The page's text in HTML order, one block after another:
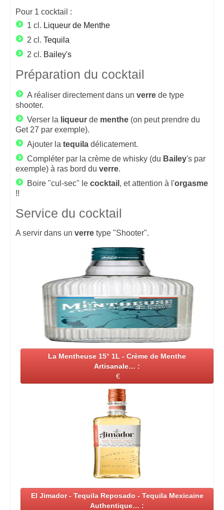
Pour 1 cocktail :
1 cl. Liqueur de Menthe
2 cl. Tequila
2 cl. Bailey's
Préparation du cocktail
A réaliser directement dans un verre de type
shooter.
Verser la liqueur de menthe (on peut prendre du
Get 27 par exemple).
Ajouter la tequila délicatement.
Compléter par la crème de whisky (du Bailey's par
exemple) à ras bord du verre.
Boire "cul-sec" le cocktail , et attention à l'orgasme
!!
Service du cocktail
A servir dans un verre type "Shooter".
La Mentheuse 15° 1L - Crème de Menthe
Artisanale… :
€
El Jimador - Tequila Reposado - Tequila Mexicaine
Authentique… :